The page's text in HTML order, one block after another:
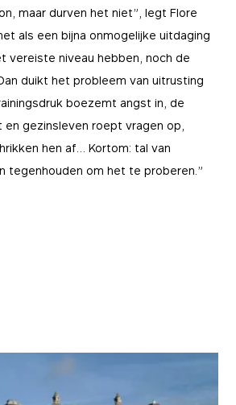
maar durven het niet”, legt Flore
als een bijna onmogelijke uitdaging
vereiste niveau hebben, noch de
duikt het probleem van uitrusting
boezemt angst in, de
gezinsleven roept vragen op,
hen af… Kortom: tal van
tegenhouden om het te proberen.”
om diensten inhouden, zoals
dat deze cookies worden
of dat u hiervan op de hoogte wordt
van deze cookies kunnen we u
tonen op websites van derden die
cookies weten we hoeveel mensen
bezoeken en vanuit welke bronnen